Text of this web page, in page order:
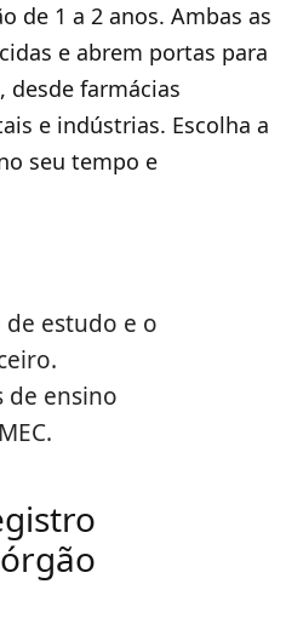
de 1 a 2 anos. Ambas as
e abrem portas para
desde farmácias
e indústrias. Escolha a
seu tempo e
estudo e o
de ensino